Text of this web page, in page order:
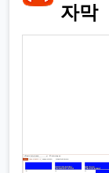
자막